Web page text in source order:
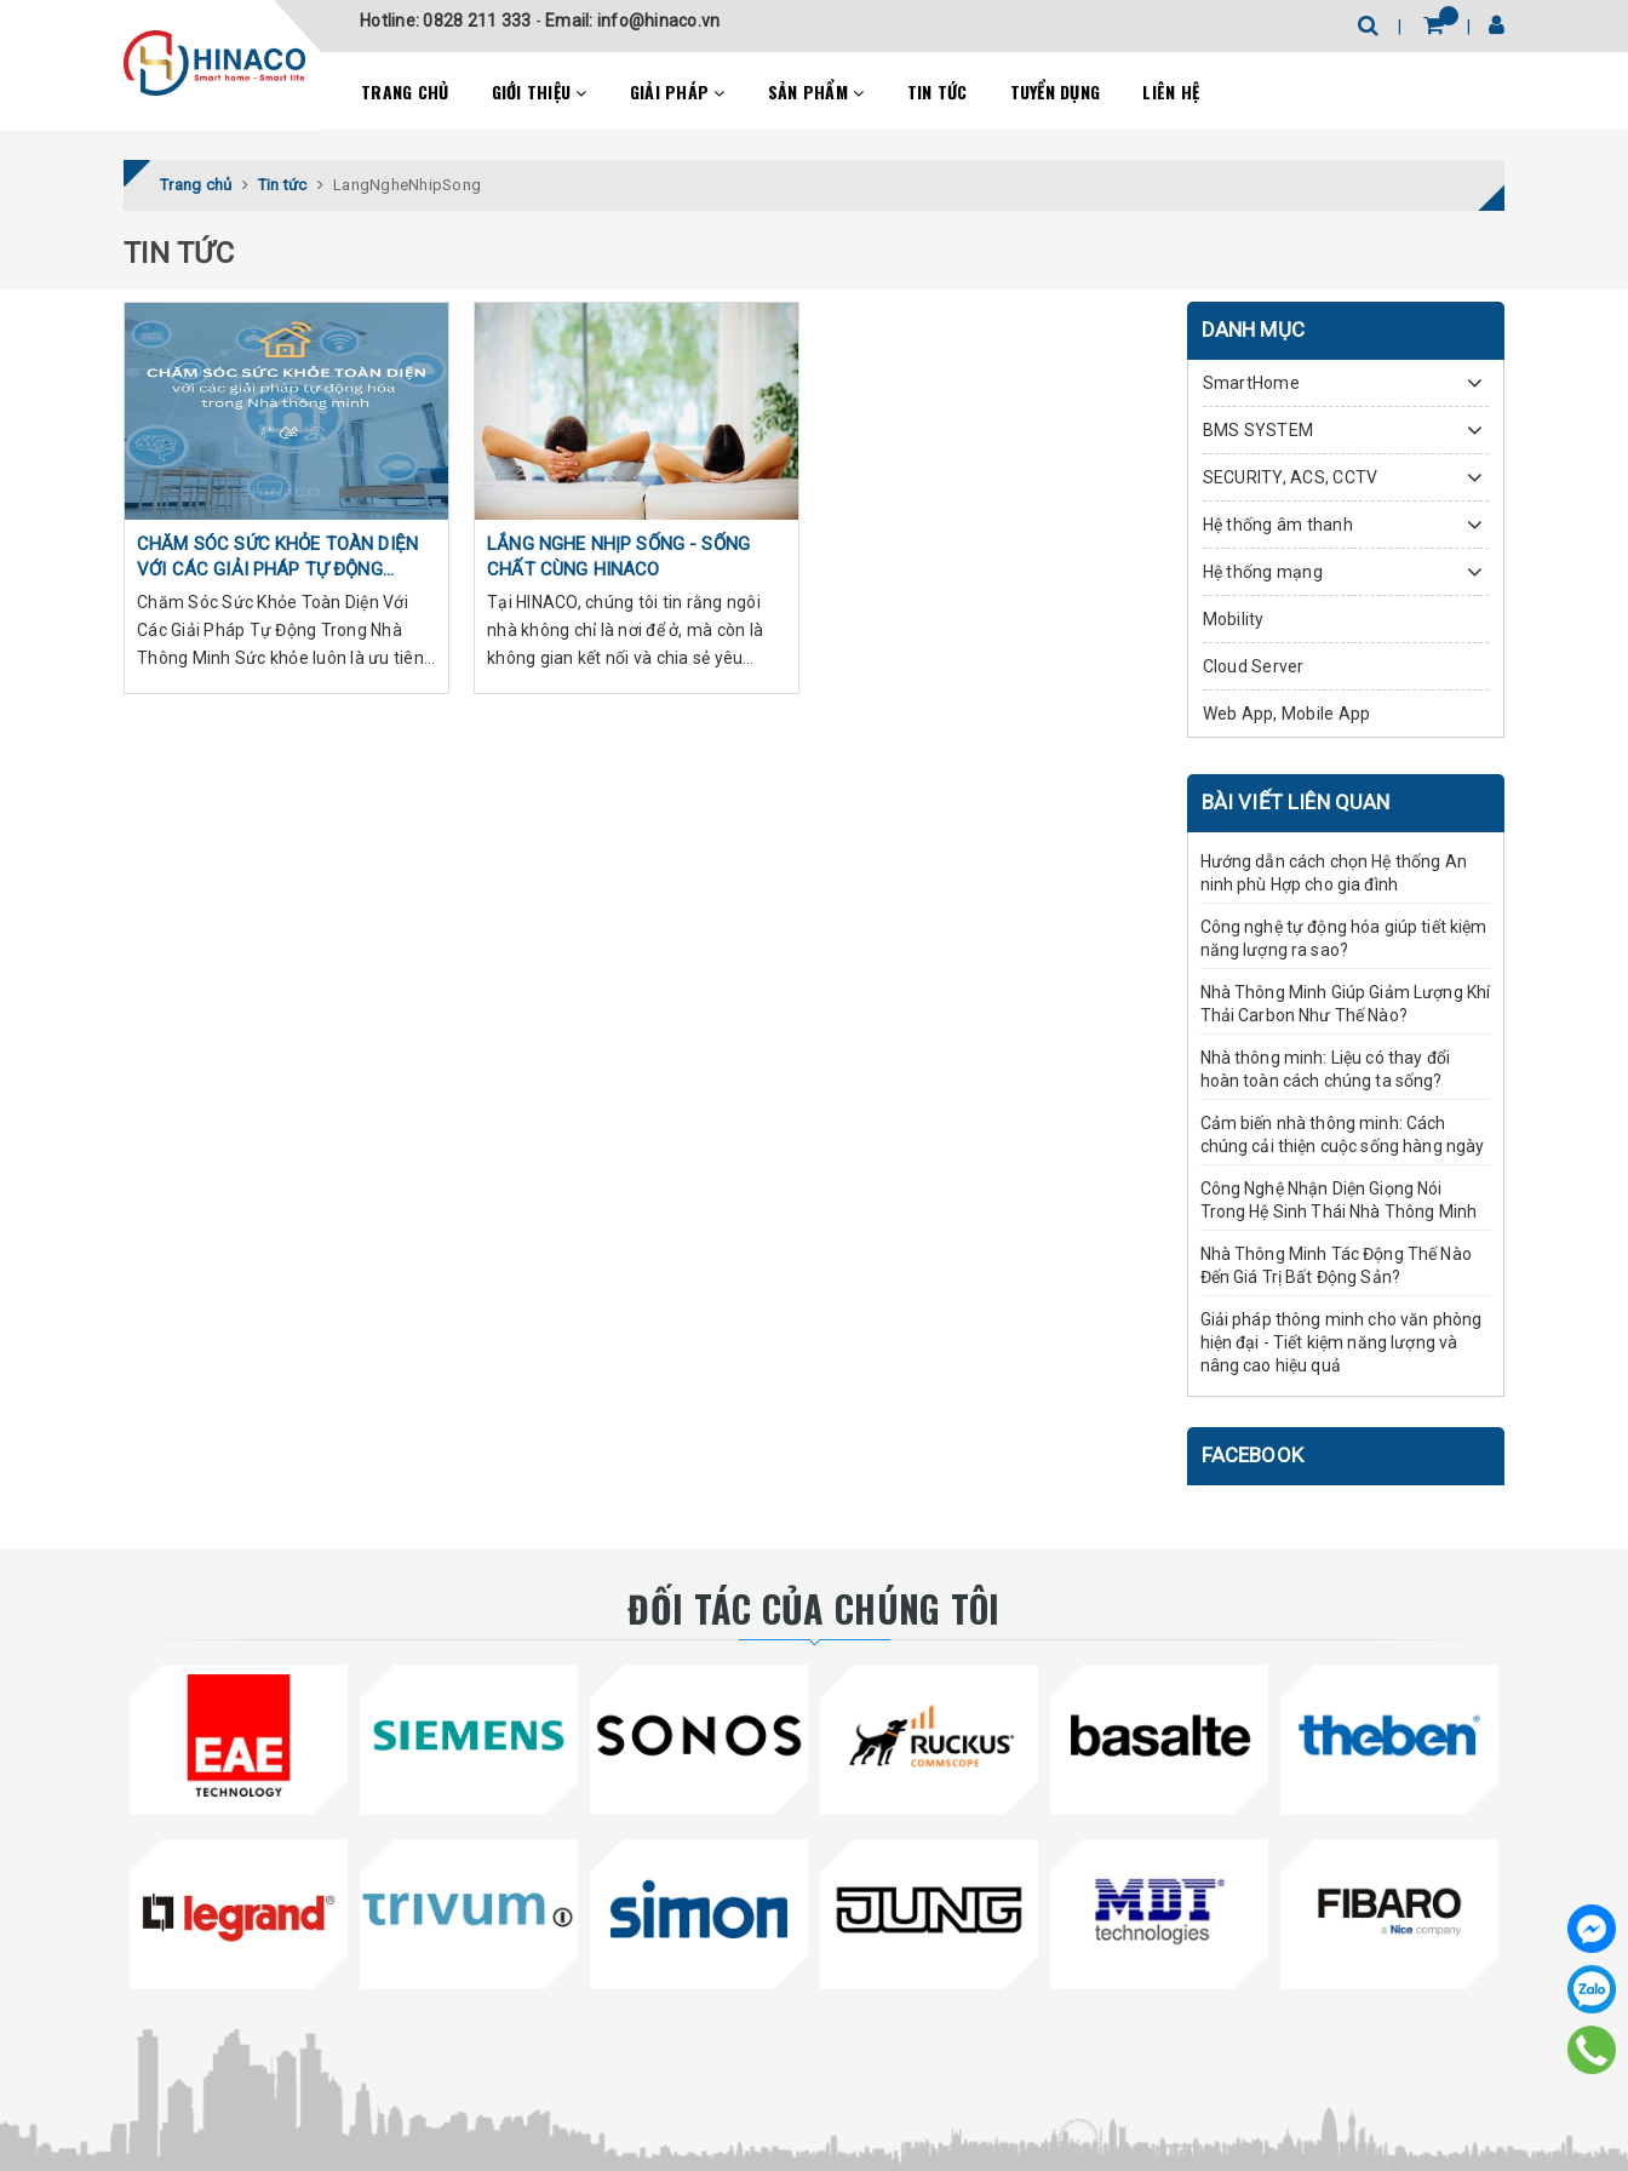
Hotline: 0828 211 333 - Email: info@hinaco.vn
TRANG CHỦ GIỚI THIỆU GIẢI PHÁP SẢN PHẨM TIN TỨC TUYỂN DỤNG LIÊN HỆ
Trang chủ Tin tức LangNgheNhipSong
TIN TỨC
CHĂM SÓC SỨC KHỎE TOÀN DIỆN
VỚI CÁC GIẢI PHÁP TỰ ĐỘNG
TRONG NHÀ THÔNG MINH
Chăm Sóc Sức Khỏe Toàn Diện Với
Các Giải Pháp Tự Động Trong Nhà
Thông Minh Sức khỏe luôn là ưu tiên
LẮNG NGHE NHỊP SỐNG - SỐNG
CHẤT CÙNG HINACO
Tại HINACO, chúng tôi tin rằng ngôi
nhà không chỉ là nơi để ở, mà còn là
không gian kết nối và chia sẻ yêu
DANH MỤC
SmartHome
BMS SYSTEM
SECURITY, ACS, CCTV
Hệ thống âm thanh
Hệ thống mạng
Mobility
Cloud Server
Web App, Mobile App
BÀI VIẾT LIÊN QUAN
Hướng dẫn cách chọn Hệ thống An
ninh phù Hợp cho gia đình
Công nghệ tự động hóa giúp tiết kiệm
năng lượng ra sao?
Nhà Thông Minh Giúp Giảm Lượng Khí
Thải Carbon Như Thế Nào?
Nhà thông minh: Liệu có thay đổi
hoàn toàn cách chúng ta sống?
Cảm biến nhà thông minh: Cách
chúng cải thiện cuộc sống hàng ngày
Công Nghệ Nhận Diện Giọng Nói
Trong Hệ Sinh Thái Nhà Thông Minh
Nhà Thông Minh Tác Động Thế Nào
Đến Giá Trị Bất Động Sản?
Giải pháp thông minh cho văn phòng
hiện đại - Tiết kiệm năng lượng và
nâng cao hiệu quả
FACEBOOK
ĐỐI TÁC CỦA CHÚNG TÔI